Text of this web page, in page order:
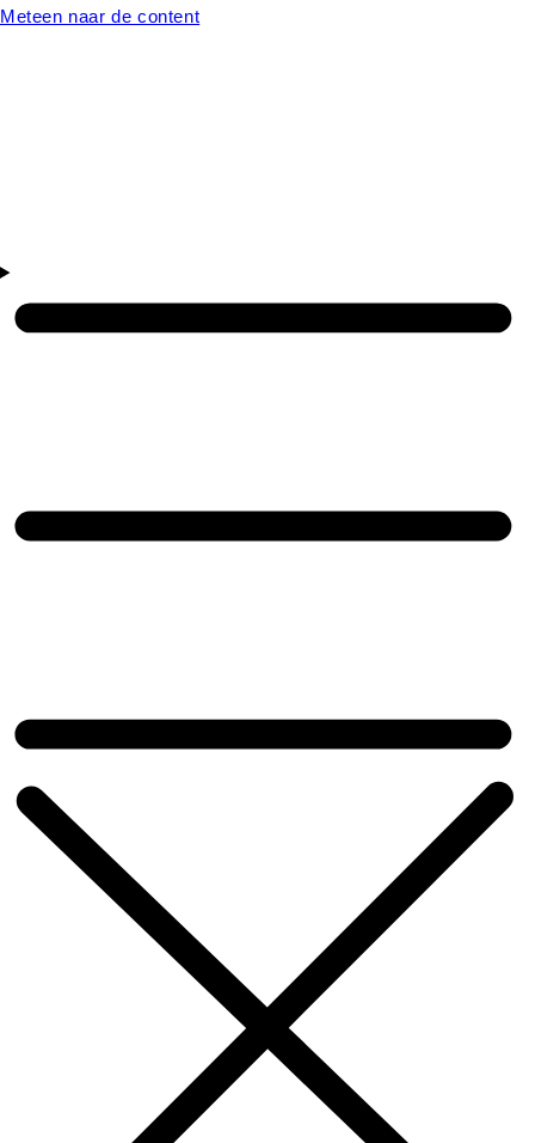
Meteen naar de content